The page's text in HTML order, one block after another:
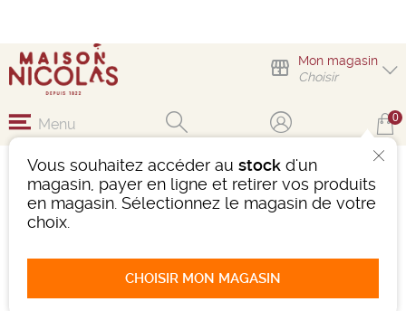
Mon magasin
Choisir
Vous souhaitez accéder au stock d'un
magasin, payer en ligne et retirer vos produits
en magasin. Sélectionnez le magasin de votre
choix.
CHOISIR MON MAGASIN
Menu 0
WHISKY ARMORIK
CLASSIC BIO 46°
1 avis